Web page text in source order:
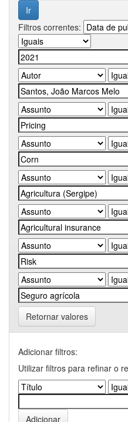
Filtros correntes:
Retornar valores
Adicionar filtros:
Utilizar filtros para refinar o